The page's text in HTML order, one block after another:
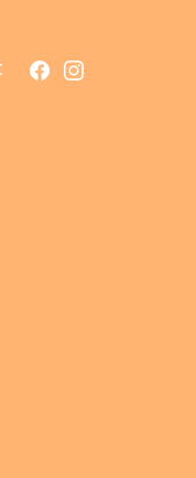
Facebook
Instagram